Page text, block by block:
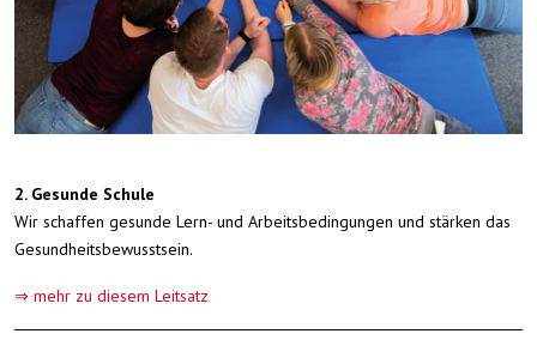
2. Gesunde Schule
Wir schaffen gesunde Lern- und Arbeitsbedingungen und stärken das
Gesundheitsbewusstsein.
⇒ mehr zu diesem Leitsatz